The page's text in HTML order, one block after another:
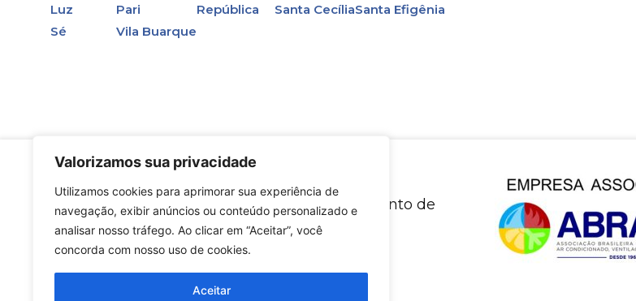
Valorizamos sua privacidade
Utilizamos cookies para aprimorar sua experiência de
navegação, exibir anúncios ou conteúdo personalizado e
analisar nosso tráfego. Ao clicar em “Aceitar”, você
concorda com nosso uso de cookies.
Aceitar
Luz
Sé
Pari
Vila Buarque
República
Santa CecíliaSanta Efigênia
En la primera opción, en las torres de enfriamiento de
agua.